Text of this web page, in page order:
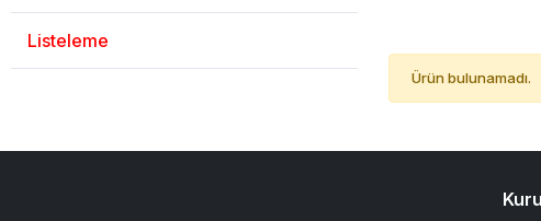
Listeleme
Ürün bulunamadı.